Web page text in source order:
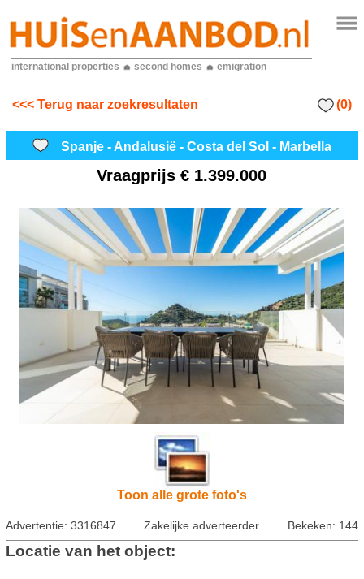
international properties second homes emigration
<<< Terug naar zoekresultaten (0)
Spanje - Andalusië - Costa del Sol - Marbella
Vraagprijs€ 1.399.000
Toon alle grote foto's
Advertentie: 3316847 Zakelijke adverteerder Bekeken: 144
Locatie van het object: